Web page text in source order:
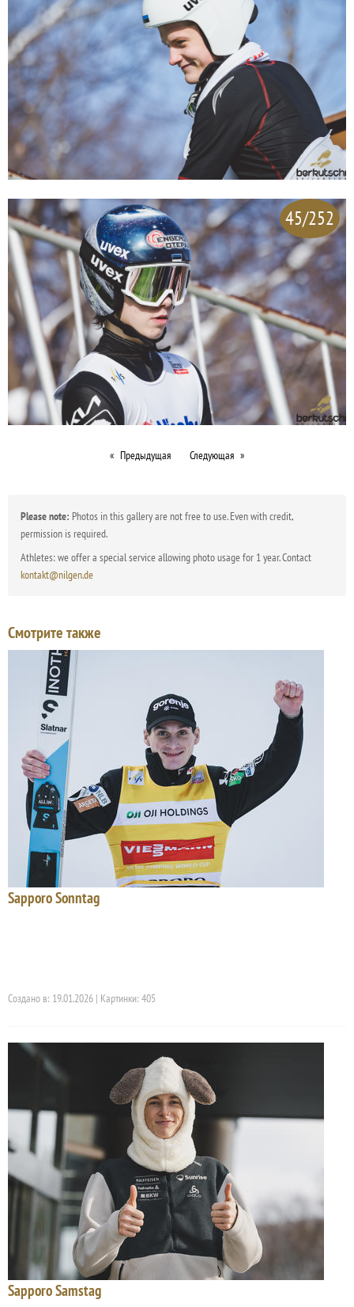
45/252
Предыдущая Следующая
Please note: Photos in this gallery are not free to use. Even with credit,
permission is required.
Athletes: we offer a special service allowing photo usage for 1 year. Contact
kontakt@nilgen.de
Смотрите также
Sapporo Sonntag
Создано в: 19.01.2026 | Картинки: 405
Sapporo Samstag